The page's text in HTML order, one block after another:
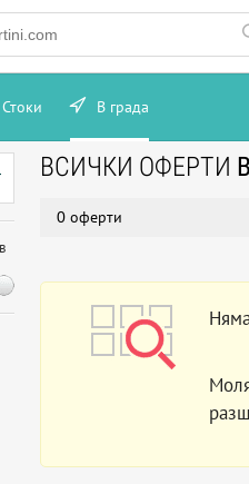
Стоки В града
ВСИЧКИ ОФЕРТИ
0 оферти